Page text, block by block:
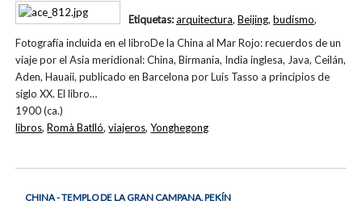
Fotografía incluida en el libroDe la China al Mar Rojo: recuerdos de un
viaje por el Asia meridional: China, Birmania, India inglesa, Java, Ceilán,
Aden, Hauaii, publicado en Barcelona por Luis Tasso a principios de
siglo XX. El libro…
1900 (ca.)
Etiquetas:arquitectura, Beijing, budismo,
libros,Romà Batlló,viajeros,Yonghegong
CHINA - TEMPLO DE LA GRAN CAMPANA. PEKÍN